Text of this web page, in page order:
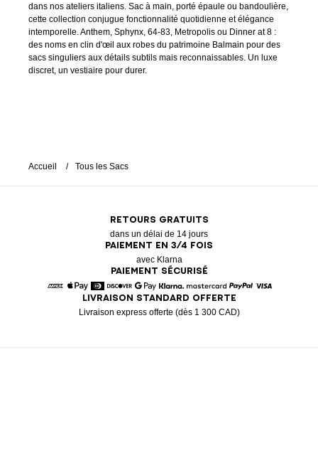
dans nos ateliers italiens. Sac à main, porté épaule ou bandoulière,
cette collection conjugue fonctionnalité quotidienne et élégance
intemporelle. Anthem, Sphynx, 64-83, Metropolis ou Dinner at 8 :
des noms en clin d'œil aux robes du patrimoine Balmain pour des
sacs singuliers aux détails subtils mais reconnaissables. Un luxe
discret, un vestiaire pour durer.
Accueil Tous les Sacs
RETOURS GRATUITS
dans un délai de 14 jours
PAIEMENT EN 3/4 FOIS
avec Klarna
PAIEMENT SÉCURISÉ
American Express
Apple Pay
DinersDiscoverGoogle Pay
Klarna Mastercard
LIVRAISON STANDARD OFFERTE
Livraison express offerte (dès 1 300 CAD)